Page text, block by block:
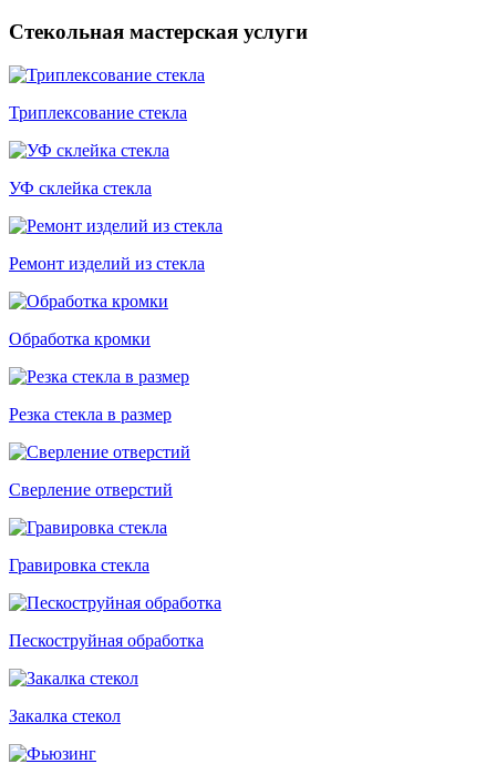
Стекольная мастерская услуги
Триплексование стекла
УФ склейка стекла
Ремонт изделий из стекла
Обработка кромки
Резка стекла в размер
Сверление отверстий
Гравировка стекла
Пескоструйная обработка
Закалка стекол